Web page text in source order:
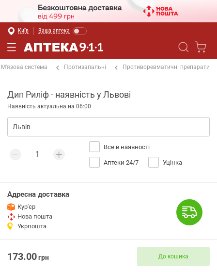
Київ Ваша аптека
М'язова система Протизапальні Противоревматичні препарати
Дип Риліф - наявність у Львові
Наявність актуальна на 06:00
Все в наявності
Аптеки 24/7 Уцінка
Адресна доставка
Кур'єр
Нова пошта
Укрпошта
173.00грн До кошика